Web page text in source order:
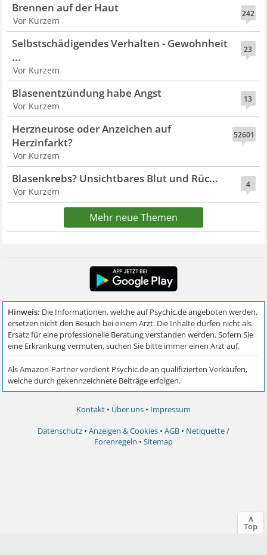
242
Brennen auf der Haut
Vor Kurzem
23
Selbstschädigendes Verhalten - Gewohnheit
...
Vor Kurzem
13
Blasenentzündung habe Angst
Vor Kurzem
52601
Herzneurose oder Anzeichen auf
Herzinfarkt?
Vor Kurzem
4
Blasenkrebs? Unsichtbares Blut und Rüc...
Vor Kurzem
Mehr neue Themen
Kontakt • Über uns • Impressum
Datenschutz • Anzeigen & Cookies • AGB • Netiquette /
Forenregeln • Sitemap
∧
Top